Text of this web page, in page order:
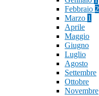
Febbraio 2
Marzo 1
Aprile
Maggio
Giugno
Luglio
Agosto
Settembre
Ottobre
Novembre